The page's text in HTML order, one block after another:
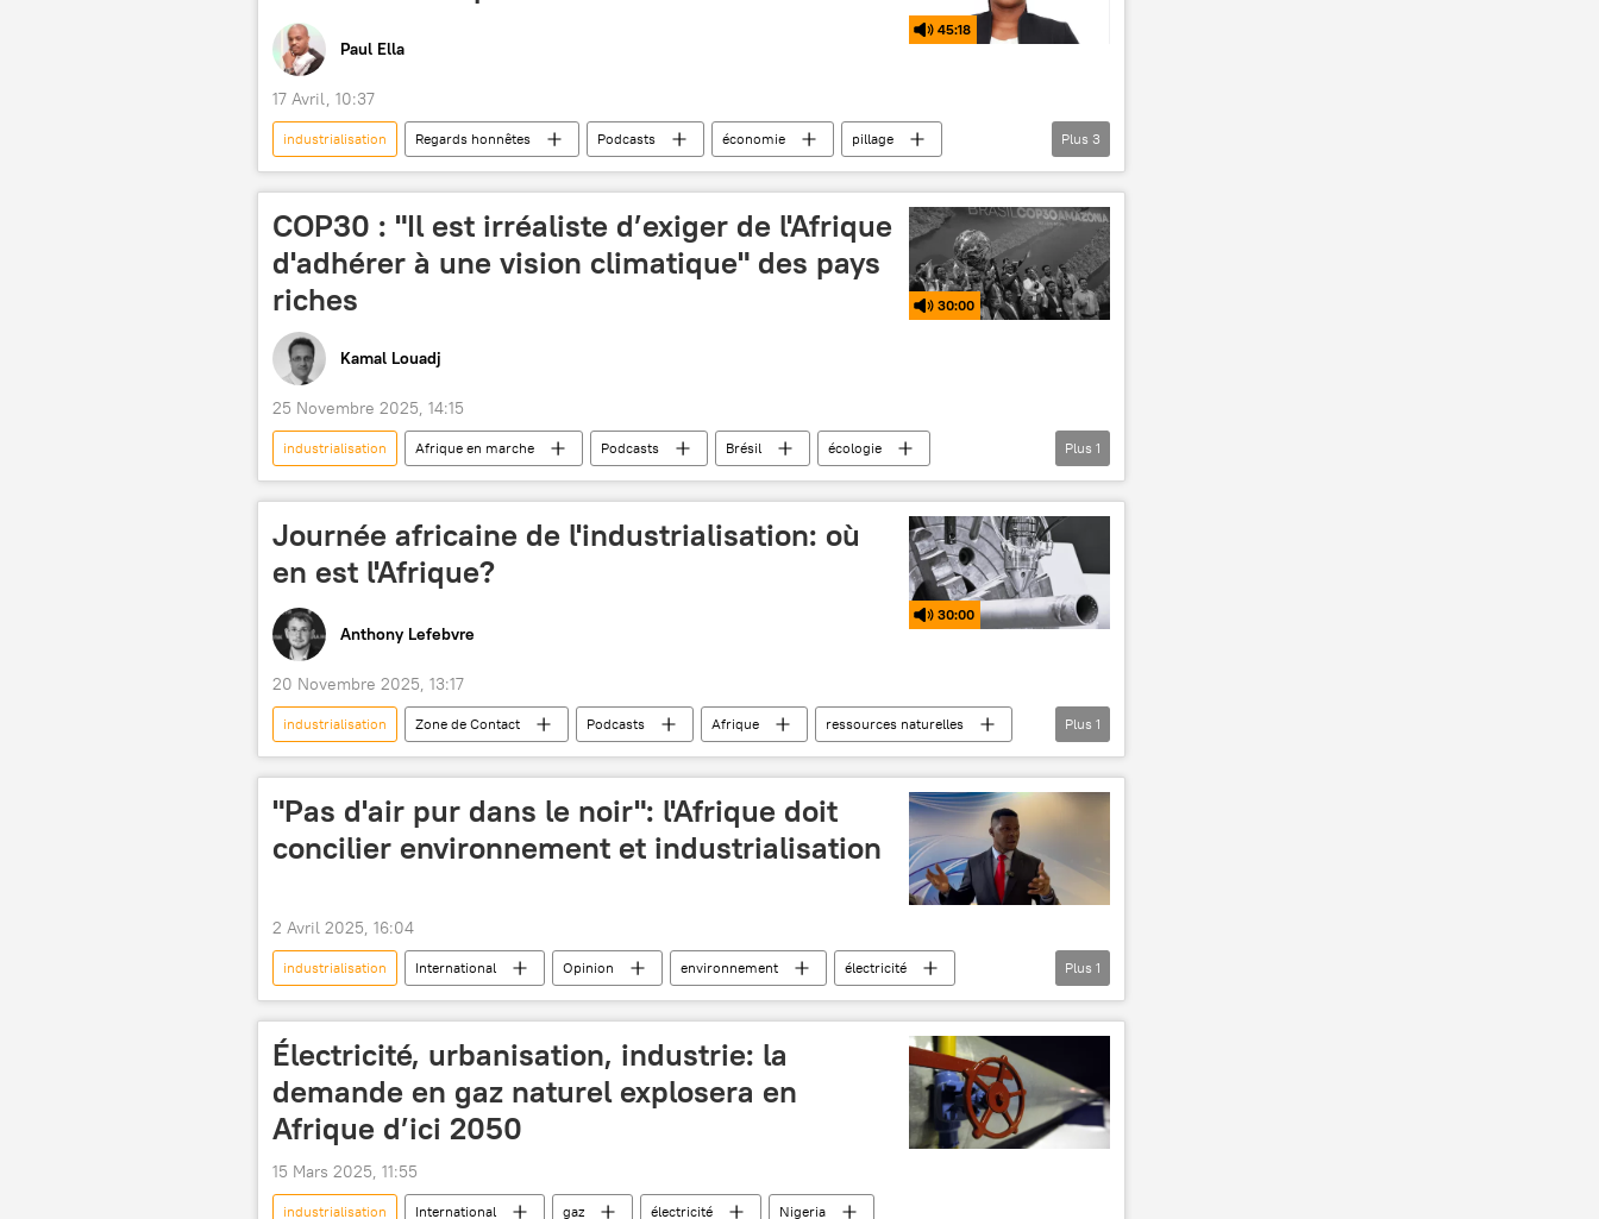
souveraineté
45:18
Paul Ella
17 Avril, 10:37
industrialisation Regards honnêtes Podcasts économie
pillage
développement
ressources naturelles exploitation
Plus 3
COP30 : "Il est irréaliste d’exiger de l'Afrique
d'adhérer à une vision climatique" des pays
riches
30:00
Kamal Louadj
25 Novembre 2025, 14:15
industrialisation Afrique en marche Podcasts Brésil
écologie
réchauffement climatique
Plus 1
Journée africaine de l'industrialisation: où
en est l'Afrique?
30:00
Anthony Lefebvre
20 Novembre 2025, 13:17
industrialisation Zone de Contact Podcasts Afrique
ressources naturelles
souveraineté
Plus 1
"Pas d'air pur dans le noir": l'Afrique doit
concilier environnement et industrialisation
2 Avril 2025, 16:04
industrialisation International Opinion environnement
électricité
nucléaire
Plus 1
Électricité, urbanisation, industrie: la
demande en gaz naturel explosera en
Afrique d’ici 2050
15 Mars 2025, 11:55
industrialisation International gaz électricité Nigeria